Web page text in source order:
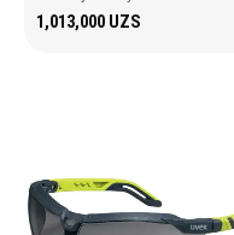
1,013,000 UZS